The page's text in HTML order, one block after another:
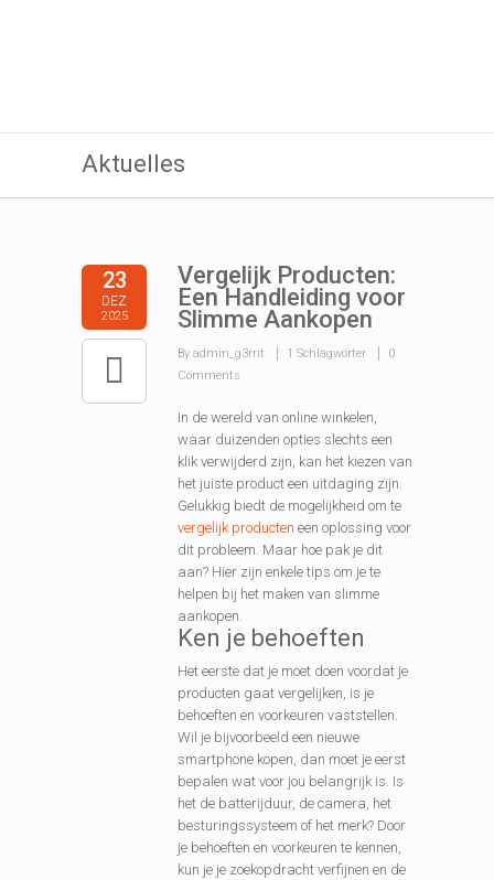
Aktuelles
23
DEZ
2025
Vergelijk Producten:
Een Handleiding voor
Slimme Aankopen
By admin_g3rrit 1 Schlagwörter
0
Comments
In de wereld van online winkelen,
waar duizenden opties slechts een
klik verwijderd zijn, kan het kiezen van
het juiste product een uitdaging zijn.
Gelukkig biedt de mogelijkheid om te
vergelijk producten een oplossing voor
dit probleem. Maar hoe pak je dit
aan? Hier zijn enkele tips om je te
helpen bij het maken van slimme
aankopen.
Ken je behoeften
Het eerste dat je moet doen voordat je
producten gaat vergelijken, is je
behoeften en voorkeuren vaststellen.
Wil je bijvoorbeeld een nieuwe
smartphone kopen, dan moet je eerst
bepalen wat voor jou belangrijk is. Is
het de batterijduur, de camera, het
besturingssysteem of het merk? Door
je behoeften en voorkeuren te kennen,
kun je je zoekopdracht verfijnen en de